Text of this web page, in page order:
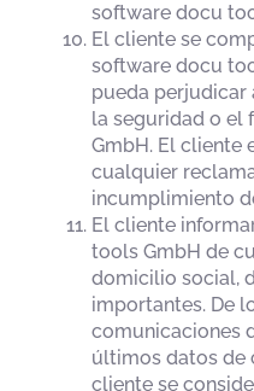
software docu
El cliente se
software docu
pueda perjudicar
la seguridad o el
GmbH. El cliente
cualquier
incumplimiento
El cliente
tools GmbH de
domicilio social,
importantes. De
comunicaciones
últimos datos de
cliente se